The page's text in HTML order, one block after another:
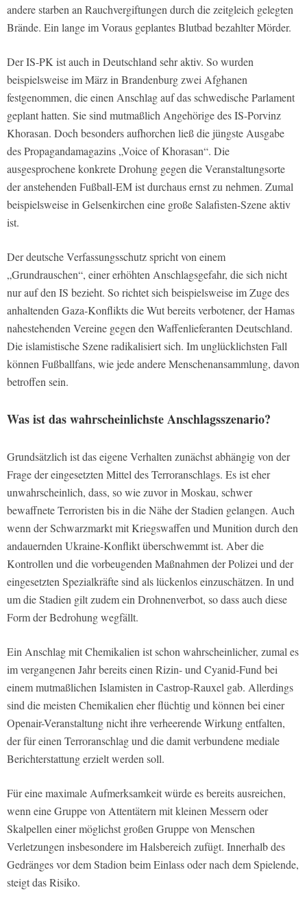
andere starben an Rauchvergiftungen durch die zeitgleich gelegten
Brände. Ein lange im Voraus geplantes Blutbad bezahlter Mörder.
Der IS-PK ist auch in Deutschland sehr aktiv. So wurden
beispielsweise im März in Brandenburg zwei Afghanen
festgenommen, die einen Anschlag auf das schwedische Parlament
geplant hatten. Sie sind mutmaßlich Angehörige des IS-Porvinz
Khorasan. Doch besonders aufhorchen ließ die jüngste Ausgabe
des Propagandamagazins „Voice of Khorasan“. Die
ausgesprochene konkrete Drohung gegen die Veranstaltungsorte
der anstehenden Fußball-EM ist durchaus ernst zu nehmen. Zumal
beispielsweise in Gelsenkirchen eine große Salafisten-Szene aktiv
ist.
Der deutsche Verfassungsschutz spricht von einem
„Grundrauschen“, einer erhöhten Anschlagsgefahr, die sich nicht
nur auf den IS bezieht. So richtet sich beispielsweise im Zuge des
anhaltenden Gaza-Konflikts die Wut bereits verbotener, der Hamas
nahestehenden Vereine gegen den Waffenlieferanten Deutschland.
Die islamistische Szene radikalisiert sich. Im unglücklichsten Fall
können Fußballfans, wie jede andere Menschenansammlung, davon
betroffen sein.
Was ist das wahrscheinlichste Anschlagsszenario?
Grundsätzlich ist das eigene Verhalten zunächst abhängig von der
Frage der eingesetzten Mittel des Terroranschlags. Es ist eher
unwahrscheinlich, dass, so wie zuvor in Moskau, schwer
bewaffnete Terroristen bis in die Nähe der Stadien gelangen. Auch
wenn der Schwarzmarkt mit Kriegswaffen und Munition durch den
andauernden Ukraine-Konflikt überschwemmt ist. Aber die
Kontrollen und die vorbeugenden Maßnahmen der Polizei und der
eingesetzten Spezialkräfte sind als lückenlos einzuschätzen. In und
um die Stadien gilt zudem ein Drohnenverbot, so dass auch diese
Form der Bedrohung wegfällt.
Ein Anschlag mit Chemikalien ist schon wahrscheinlicher, zumal es
im vergangenen Jahr bereits einen Rizin- und Cyanid-Fund bei
einem mutmaßlichen Islamisten in Castrop-Rauxel gab. Allerdings
sind die meisten Chemikalien eher flüchtig und können bei einer
Openair-Veranstaltung nicht ihre verheerende Wirkung entfalten,
der für einen Terroranschlag und die damit verbundene mediale
Berichterstattung erzielt werden soll.
Für eine maximale Aufmerksamkeit würde es bereits ausreichen,
wenn eine Gruppe von Attentätern mit kleinen Messern oder
Skalpellen einer möglichst großen Gruppe von Menschen
Verletzungen insbesondere im Halsbereich zufügt. Innerhalb des
Gedränges vor dem Stadion beim Einlass oder nach dem Spielende,
steigt das Risiko.